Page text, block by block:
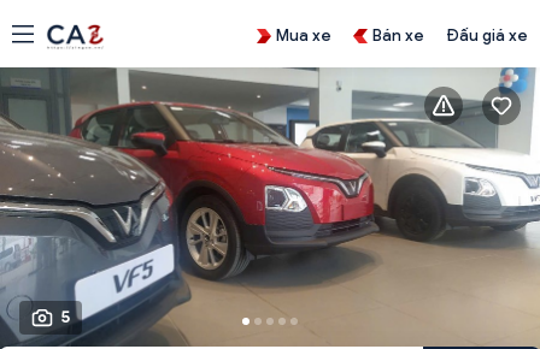
Mua xe Bán xe Đấu giá xe
5